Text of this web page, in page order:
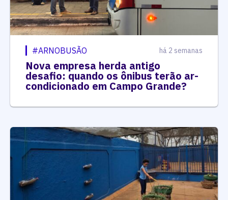
#ARNOBUSÃO há 2 semanas
Nova empresa herda antigo
desafio: quando os ônibus terão ar-
condicionado em Campo Grande?